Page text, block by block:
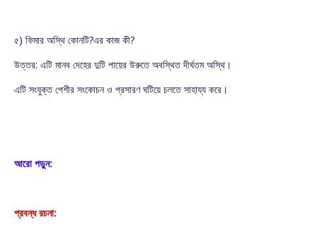
৫) ফিমার অস্থি কোনটি?এর কাজ কী?
উত্তর: এটি মানব দেহের দুটি পায়ের উরুতে অবস্থিত দীর্ঘতম অস্থি।
এটি সংযুক্ত পেশীর সংকোচন ও প্রসারণ ঘটিয়ে চলতে সাহায্য করে।
আরো পড়ুন:
প্রবন্ধ রচনা: